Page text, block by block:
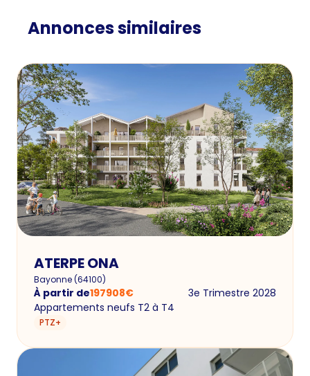
Annonces similaires
ATERPE ONA
Bayonne(64100)
À partir de197908€
3e Trimestre 2028
Appartements neufs T2 à T4
PTZ+